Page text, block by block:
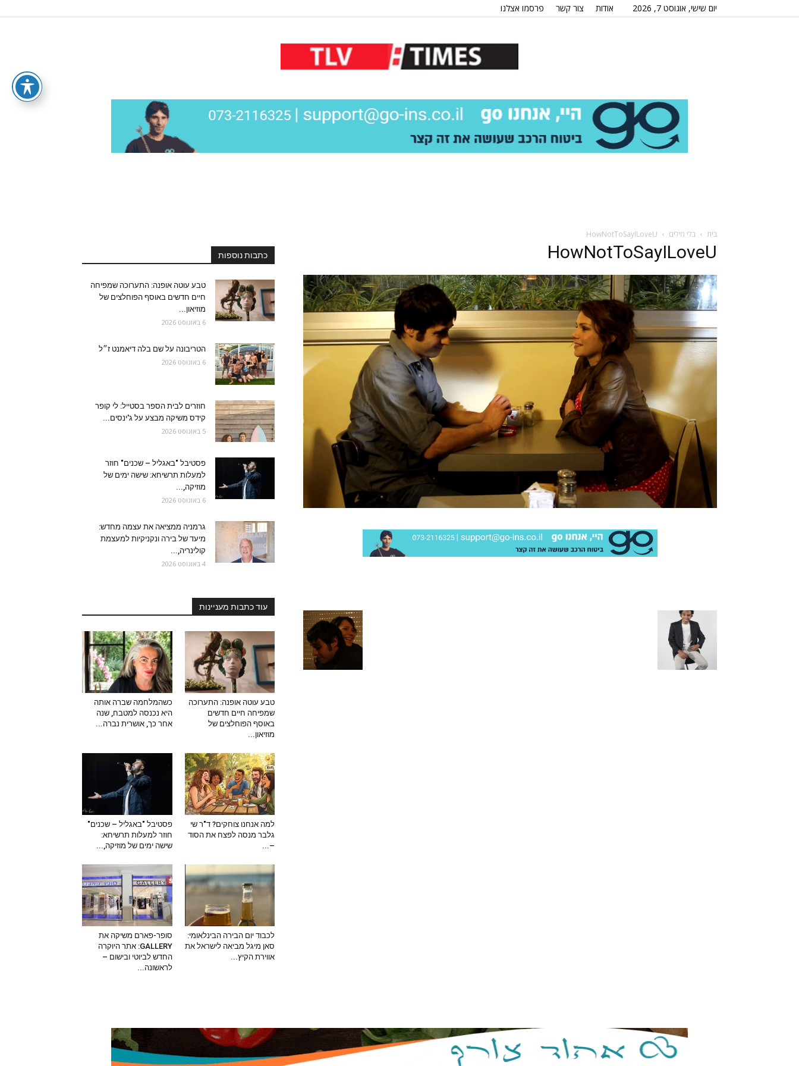
יום שישי, אוגוסט 7, 2026 אודות צור קשר פרסמו אצלנו
בית בלי מילים HowNotToSayILoveU
HowNotToSayILoveU כתבות נוספות
טבע עוטה אופנה: התערוכה שמפיחה
חיים חדשים באוסף הפוחלצים של
מוזיאון...
6 באוגוסט 2026
הטריבונה על שם בלה דיאמנט ז״ל
6 באוגוסט 2026
חוזרים לבית הספר בסטייל: לי קופר
קידס משיקה מבצע על ג'ינסים...
5 באוגוסט 2026
פסטיבל "באגליל – שכנים" חוזר
למעלות תרשיחא: שישה ימים של
מוזיקה,...
6 באוגוסט 2026
גרמניה ממציאה את עצמה מחדש:
מיעד של בירה ונקניקיות למעצמת
קולינריה,...
4 באוגוסט 2026
עוד כתבות מעניינות
טבע עוטה אופנה: התערוכה
שמפיחה חיים חדשים
באוסף הפוחלצים של
מוזיאון...
כשהמלחמה שברה אותה
היא נכנסה למטבח, שנה
אחר כך, אושרית נברה...
למה אנחנו צוחקים? ד"ר שי
גלבר מנסה לפצח את הסוד
–...
פסטיבל "באגליל – שכנים"
חוזר למעלות תרשיחא:
שישה ימים של מוזיקה,...
לכבוד יום הבירה הבינלאומי:
סאן מיגל מביאה לישראל את
אווירת הקיץ...
סופר-פארם משיקה את
GALLERY: אתר היוקרה
החדש לביוטי ובישום –
לראשונה...